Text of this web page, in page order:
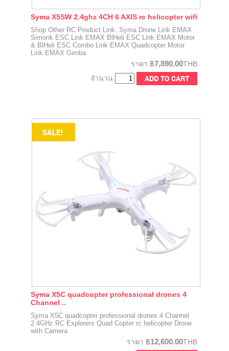
Syma X5SW 2.4ghz 4CH 6 AXIS rc helicopter wifi
Shop Other RC Product Link: Syma Drone Link EMAX
Simonk ESC Link EMAX BlHeli ESC Link EMAX Motor
& BlHeli ESC Combo Link EMAX Quadcopter Motor
Link EMAX Gimba
ราคา ฿7,890.00THB
จำนวน
Syma X5C quadcopter professional drones 4
Channel ..
Syma X5C quadcopter professional drones 4 Channel
2.4GHz RC Explorers Quad Copter rc helicopter Drone
with Camera
ราคา ฿12,600.00THB